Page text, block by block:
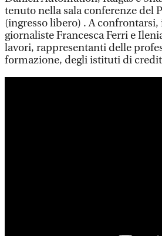
tenuto nella sala conferenze del
(ingresso libero) . A confrontarsi,
giornaliste Francesca Ferri e
lavori, rappresentanti delle
formazione, degli istituti di